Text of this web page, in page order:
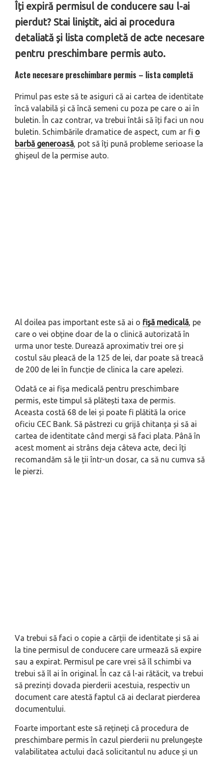
Îți expiră permisul de conducere sau l-ai
pierdut? Stai liniștit, aici ai procedura
detaliată și lista completă de acte necesare
pentru preschimbare permis auto.
Acte necesare preschimbare permis – lista completă
Primul pas este să te asiguri că ai cartea de identitate
încă valabilă și că încă semeni cu poza pe care o ai în
buletin. În caz contrar, va trebui întâi să îți faci un nou
buletin. Schimbările dramatice de aspect, cum ar fi o
barbă generoasă, pot să îți pună probleme serioase la
ghișeul de la permise auto.
Al doilea pas important este să ai o fișă medicală, pe
care o vei obține doar de la o clinică autorizată în
urma unor teste. Durează aproximativ trei ore și
costul său pleacă de la 125 de lei, dar poate să treacă
de 200 de lei în funcție de clinica la care apelezi.
Odată ce ai fișa medicală pentru preschimbare
permis, este timpul să plătești taxa de permis.
Aceasta costă 68 de lei și poate fi plătită la orice
oficiu CEC Bank. Să păstrezi cu grijă chitanța și să ai
cartea de identitate când mergi să faci plata. Până în
acest moment ai strâns deja câteva acte, deci îți
recomandăm să le ții într-un dosar, ca să nu cumva să
le pierzi.
Va trebui să faci o copie a cărții de identitate și să ai
la tine permisul de conducere care urmează să expire
sau a expirat. Permisul pe care vrei să îl schimbi va
trebui să îl ai în original. În caz că l-ai rătăcit, va trebui
să prezinți dovada pierderii acestuia, respectiv un
document care atestă faptul că ai declarat pierderea
documentului.
Foarte important este să rețineți că procedura de
preschimbare permis în cazul pierderii nu prelungește
valabilitatea actului dacă solicitantul nu aduce și un